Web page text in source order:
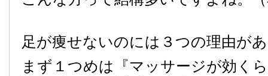
足が痩せないのには３つの理由が
まず１つめは『マッサージが効く